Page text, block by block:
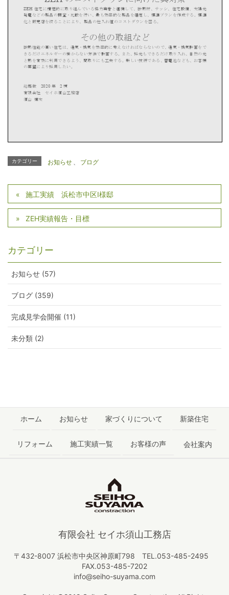
カテゴリー お知らせ 、 ブログ
施工実績 浜松市中区I様邸
ZEH実績報告・目標
カテゴリー
お知らせ (57)
ブログ (359)
完成見学会開催 (11)
未分類 (2)
ホーム お知らせ 家づくりについて 新築住宅
リフォーム 施工実績一覧 お客様の声 会社案内
有限会社 セイホ須山工務店
〒432-8007 浜松市中央区神原町798 TEL.053-485-2495
FAX.053-485-7202
info@seiho-suyama.com